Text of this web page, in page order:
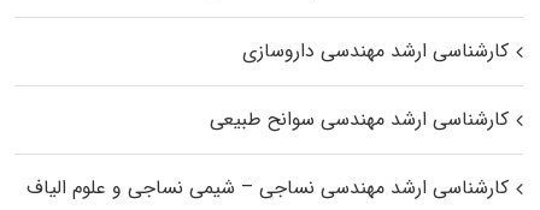
کارشناسی ارشد مهندسی داروسازی
کارشناسی ارشد مهندسی سوانح طبیعی
کارشناسی ارشد مهندسی نساجی – شیمی نساجی و علوم الیاف